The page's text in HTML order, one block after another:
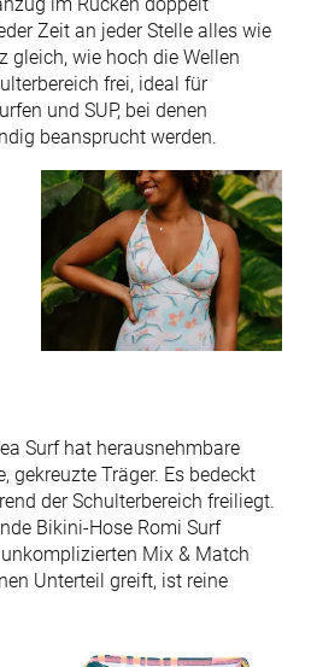
Zeit an jeder Stelle alles wie
gleich, wie hoch die Wellen
frei, ideal für
und SUP, bei denen
beansprucht werden.
Surf hat herausnehmbare
gekreuzte Träger. Es bedeckt
der Schulterbereich freiliegt.
Bikini-Hose Romi Surf
Mix & Match
Unterteil greift, ist reine